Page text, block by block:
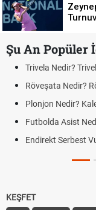
Şu An Popüler
Vuruşu Nasıl Yapılır?
Vuruşu Nasıl
Plonjon Hareketi
Bir Pozisyonun Asist
Nedir? Hangi